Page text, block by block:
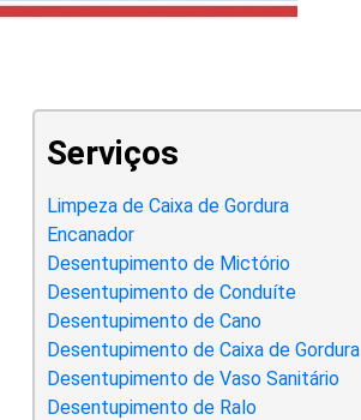
Serviços
Limpeza de Caixa de Gordura
Encanador
Desentupimento de Mictório
Desentupimento de Conduíte
Desentupimento de Cano
Desentupimento de Caixa de Gordura
Desentupimento de Vaso Sanitário
Desentupimento de Ralo